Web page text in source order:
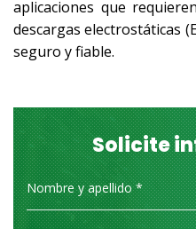
aplicaciones que
descargas electrostáticas
seguro y fiable.
Solicite